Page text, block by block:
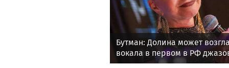
Бутман: Долина может
вокала в первом в РФ